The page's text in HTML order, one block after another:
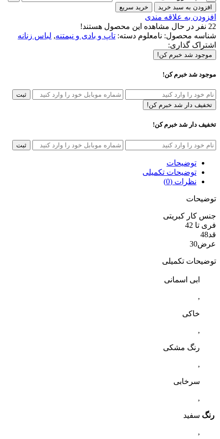
افزودن به سبد خرید خرید سریع
افزودن به علاقه مندی
22 نفر در حال مشاهده این محصول هستند!
شناسه محصول: نامعلوم دسته: تاپ و بادی و نیمتنه, لباس زنانه
اشتراک گذاری:
موجود شد خبرم کن!
موجود شد خبرم کن!
ثبت
تخفیف دار شد خبرم کن!
تخفیف دار شد خبرم کن!
ثبت
توضیحات
توضیحات تکمیلی
نظرات (0)
توضیحات
جنس کار کبریتی
فری تا 42
قد48
عرض30
توضیحات تکمیلی
رنگ
ابی اسمانی
,
خاکی
,
رنگ مشکی
,
سرخابی
,
سفید
,